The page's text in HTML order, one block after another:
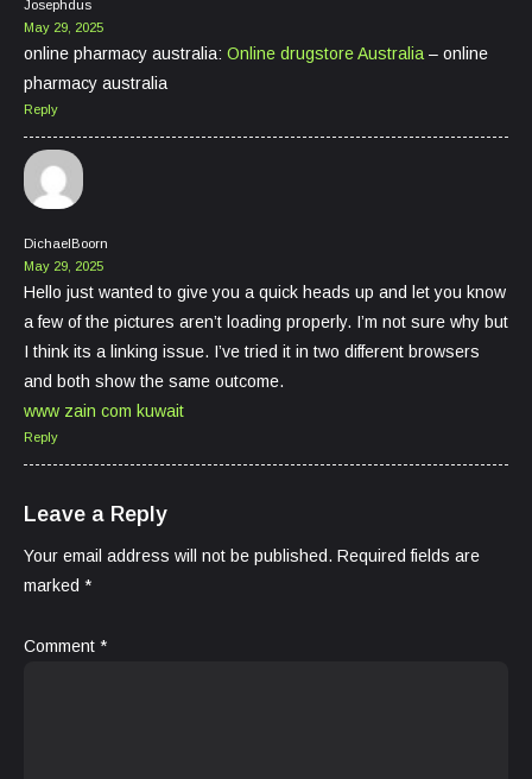
Josephdus
May 29, 2025
online pharmacy australia: Online drugstore Australia – online
pharmacy australia
Reply
DichaelBoorn
May 29, 2025
Hello just wanted to give you a quick heads up and let you know
a few of the pictures aren’t loading properly. I’m not sure why but
I think its a linking issue. I’ve tried it in two different browsers
and both show the same outcome.
www zain com kuwait
Reply
Leave a Reply
Your email address will not be published. Required fields are
marked *
Comment *